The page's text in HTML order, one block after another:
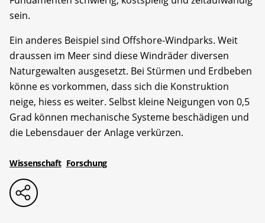
sein.
Ein anderes Beispiel sind Offshore-Windparks. Weit
draussen im Meer sind diese Windräder diversen
Naturgewalten ausgesetzt. Bei Stürmen und Erdbeben
könne es vorkommen, dass sich die Konstruktion
neige, hiess es weiter. Selbst kleine Neigungen von 0,5
Grad können mechanische Systeme beschädigen und
die Lebensdauer der Anlage verkürzen.
Wissenschaft Forschung